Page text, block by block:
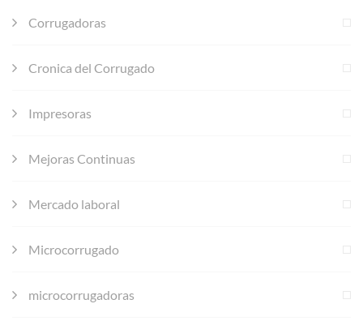
Corrugadoras
Cronica del Corrugado
Impresoras
Mejoras Continuas
Mercado laboral
Microcorrugado
microcorrugadoras